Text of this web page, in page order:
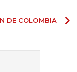
DE COLOMBIA